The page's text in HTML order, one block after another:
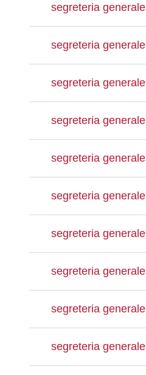
segreteria generale
segreteria generale
segreteria generale
segreteria generale
segreteria generale
segreteria generale
segreteria generale
segreteria generale
segreteria generale
segreteria generale